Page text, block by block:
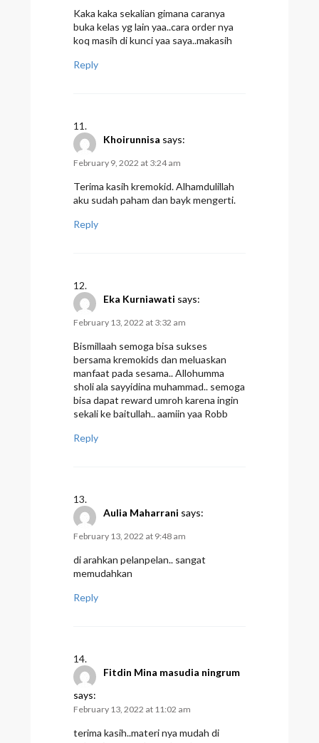
Kaka kaka sekalian gimana caranya
buka kelas yg lain yaa..cara order nya
koq masih di kunci yaa saya..makasih
Reply
Khoirunnisa says:
February 9, 2022 at 3:24 am
Terima kasih kremokid. Alhamdulillah
aku sudah paham dan bayk mengerti.
Reply
Eka Kurniawati says:
February 13, 2022 at 3:32 am
Bismillaah semoga bisa sukses
bersama kremokids dan meluaskan
manfaat pada sesama.. Allohumma
sholi ala sayyidina muhammad.. semoga
bisa dapat reward umroh karena ingin
sekali ke baitullah.. aamiin yaa Robb
Reply
Aulia Maharrani says:
February 13, 2022 at 9:48 am
di arahkan pelanpelan.. sangat
memudahkan
Reply
Fitdin Mina masudia ningrum
says:
February 13, 2022 at 11:02 am
terima kasih..materi nya mudah di